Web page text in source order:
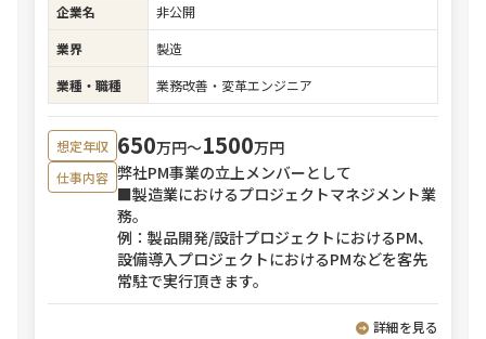
企業名
非公開
業界
製造
業種・職種
業務改善・変革エンジニア
想定年収 650万円〜1500万円
仕事内容 弊社PM事業の立上メンバーとして
■製造業におけるプロジェクトマネジメント業
務。
例：製品開発/設計プロジェクトにおけるPM、
設備導入プロジェクトにおけるPMなどを客先
常駐で実行頂きます。
詳細を見る